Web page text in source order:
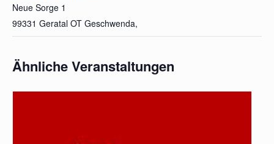
Neue Sorge 1
99331 Geratal OT Geschwenda,
Ähnliche Veranstaltungen